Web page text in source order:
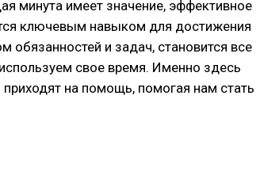
минута имеет значение, эффективное
ключевым навыком для достижения
обязанностей и задач, становится все
свое время. Именно здесь
на помощь, помогая нам стать